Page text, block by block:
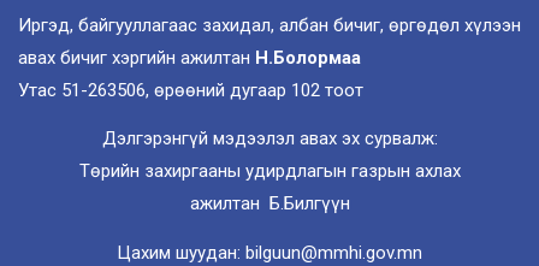
Иргэд, байгууллагаас захидал, албан бичиг, өргөдөл хүлээн
авах бичиг хэргийн ажилтан Н.Болормаа
Утас 51-263506, өрөөний дугаар 102 тоот
Дэлгэрэнгүй мэдээлэл авах эх сурвалж:
Төрийн захиргааны удирдлагын газрын ахлах
ажилтан Б.Билгүүн
Цахим шуудан: bilguun@mmhi.gov.mn